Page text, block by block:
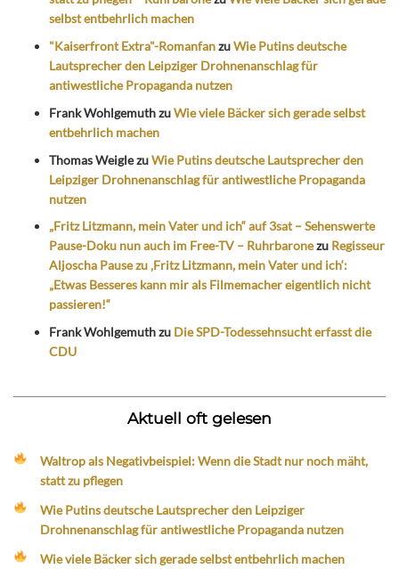
selbst entbehrlich machen
"Kaiserfront Extra"-RomanfanzuWie Putins deutsche
Lautsprecher den Leipziger Drohnenanschlag für
antiwestliche Propaganda nutzen
Frank WohlgemuthzuWie viele Bäcker sich gerade selbst
entbehrlich machen
Thomas WeiglezuWie Putins deutsche Lautsprecher den
Leipziger Drohnenanschlag für antiwestliche Propaganda
nutzen
„Fritz Litzmann, mein Vater und ich“ auf 3sat – Sehenswerte
Pause-Doku nun auch im Free-TV – Ruhrbaronezu Regisseur
Aljoscha Pause zu ‚Fritz Litzmann, mein Vater und ich‘:
„Etwas Besseres kann mir als Filmemacher eigentlich nicht
passieren!“
Frank Wohlgemuthzu Die SPD-Todessehnsucht erfasst die
CDU
Aktuell oft gelesen
Waltrop als Negativbeispiel: Wenn die Stadt nur noch mäht,
statt zu pflegen
Wie Putins deutsche Lautsprecher den Leipziger
Drohnenanschlag für antiwestliche Propaganda nutzen
Wie viele Bäcker sich gerade selbst entbehrlich machen